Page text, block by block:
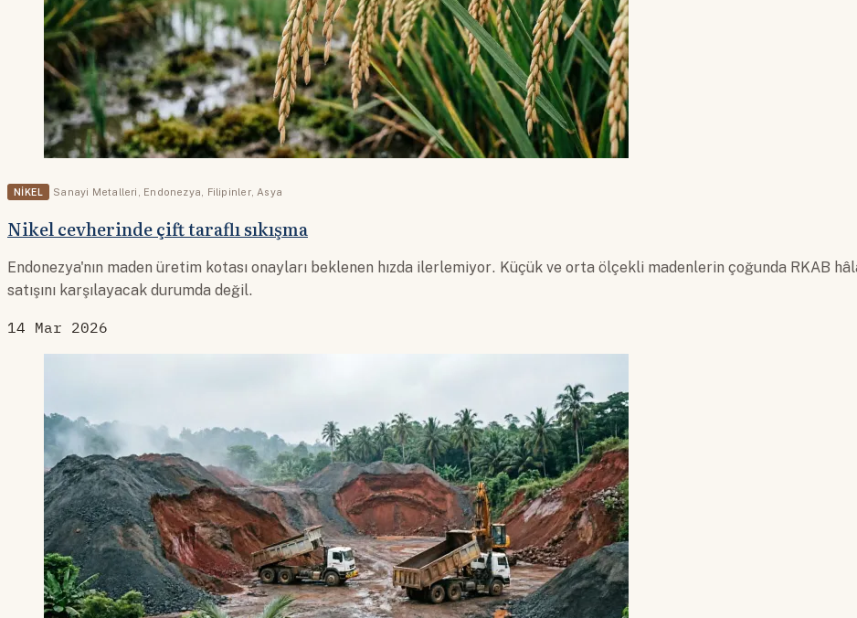
NIKEL Sanayi Metalleri Endonezya Filipinler, Asya
Nikel cevherinde çift taraflı sıkışma
Endonezya'nın maden üretim kotası onayları beklenen hızda ilerlemiyor. Küçük ve orta ölçekli madenlerin çoğunda RKAB
satışını karşılayacak durumda değil.
14 Mar 2026